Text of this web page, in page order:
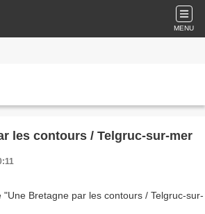
MENU
les contours / Telgruc-sur-mer